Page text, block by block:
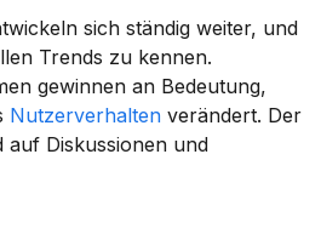
sich ständig weiter, und
Trends zu kennen.
gewinnen an Bedeutung,
Nutzerverhalten verändert. Der
auf Diskussionen und